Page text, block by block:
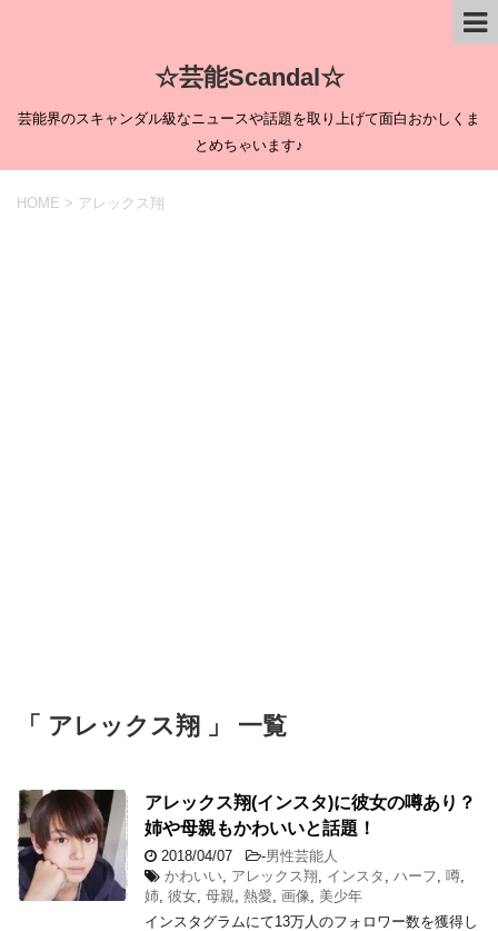
☆芸能Scandal☆
芸能界のスキャンダル級なニュースや話題を取り上げて面白おかしくま
とめちゃいます♪
HOME > アレックス翔
「 アレックス翔 」 一覧
アレックス翔(インスタ)に彼女の噂あり？
姉や母親もかわいいと話題！
2018/04/07 -男性芸能人
かわいい アレックス翔 インスタ ハーフ 噂
姉 彼女 母親 熱愛 画像
美少年
インスタグラムにて13万人のフォロワー数を獲得し